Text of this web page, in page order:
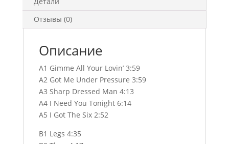
Отзывы (0)
Описание
A1 Gimme All Your Lovin’ 3:59
A2 Got Me Under Pressure 3:59
A3 Sharp Dressed Man 4:13
A4 I Need You Tonight 6:14
A5 I Got The Six 2:52
B1 Legs 4:35